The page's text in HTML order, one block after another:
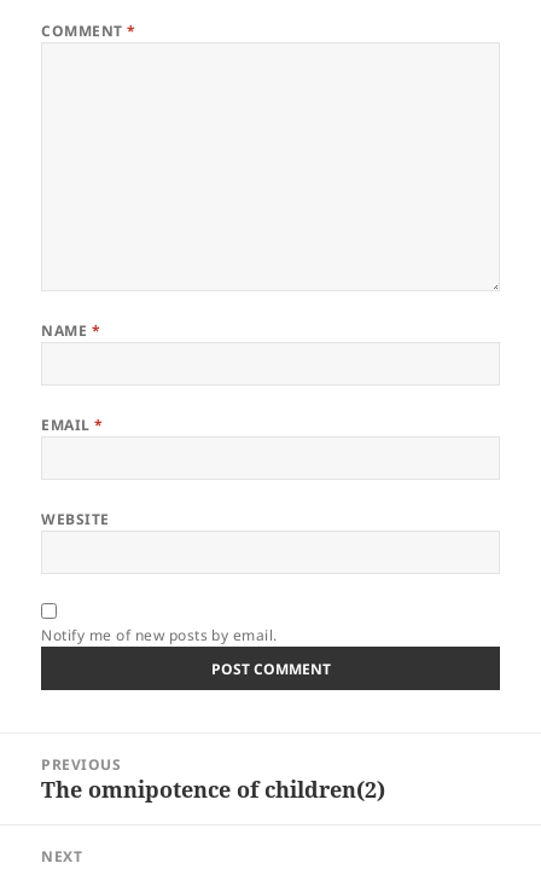
COMMENT*
NAME *
EMAIL*
WEBSITE
Notify me of new posts by email.
navigation
PREVIOUS
Previous
The omnipotence of children(2)
NEXT